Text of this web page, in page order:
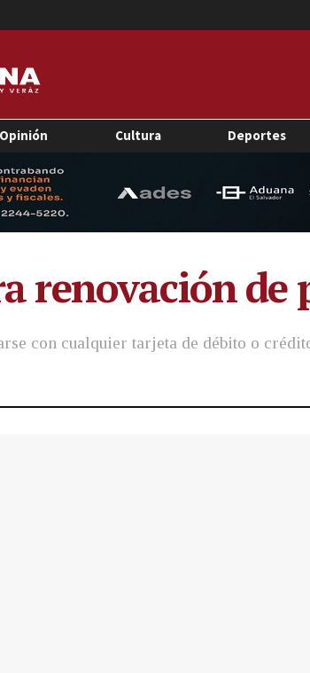
Opinión Cultura Deportes
renovación de
con cualquier tarjeta de débito o